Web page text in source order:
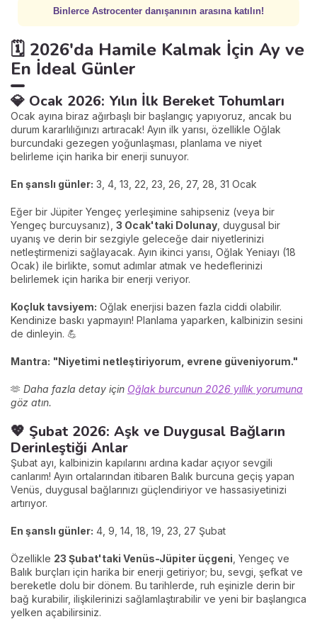
Binlerce Astrocenter danışanının arasına katılın!
🗓️ 2026'da Hamile Kalmak İçin Ay ve
En İdeal Günler
💎 Ocak 2026: Yılın İlk Bereket Tohumları
Ocak ayına biraz ağırbaşlı bir başlangıç yapıyoruz, ancak bu
durum kararlılığınızı artıracak! Ayın ilk yarısı, özellikle Oğlak
burcundaki gezegen yoğunlaşması, planlama ve niyet
belirleme için harika bir enerji sunuyor.
En şanslı günler: 3, 4, 13, 22, 23, 26, 27, 28, 31 Ocak
Eğer bir Jüpiter Yengeç yerleşimine sahipseniz (veya bir
Yengeç burcuysanız), 3 Ocak'taki Dolunay , duygusal bir
uyanış ve derin bir sezgiyle geleceğe dair niyetlerinizi
netleştirmenizi sağlayacak. Ayın ikinci yarısı, Oğlak Yeniayı (18
Ocak) ile birlikte, somut adımlar atmak ve hedeflerinizi
belirlemek için harika bir enerji veriyor.
Koçluk tavsiyem: Oğlak enerjisi bazen fazla ciddi olabilir.
Kendinize baskı yapmayın! Planlama yaparken, kalbinizin sesini
de dinleyin. 💪
Mantra: "Niyetimi netleştiriyorum, evrene güveniyorum."
🫶 Daha fazla detay için Oğlak burcunun 2026 yıllık yorumuna
göz atın.
💖 Şubat 2026: Aşk ve Duygusal Bağların
Derinleştiği Anlar
Şubat ayı, kalbinizin kapılarını ardına kadar açıyor sevgili
canlarım! Ayın ortalarından itibaren Balık burcuna geçiş yapan
Venüs, duygusal bağlarınızı güçlendiriyor ve hassasiyetinizi
artırıyor.
En şanslı günler: 4, 9, 14, 18, 19, 23, 27 Şubat
Özellikle 23 Şubat'taki Venüs-Jüpiter üçgeni , Yengeç ve
Balık burçları için harika bir enerji getiriyor; bu, sevgi, şefkat ve
bereketle dolu bir dönem. Bu tarihlerde, ruh eşinizle derin bir
bağ kurabilir, ilişkilerinizi sağlamlaştırabilir ve yeni bir başlangıca
yelken açabilirsiniz.